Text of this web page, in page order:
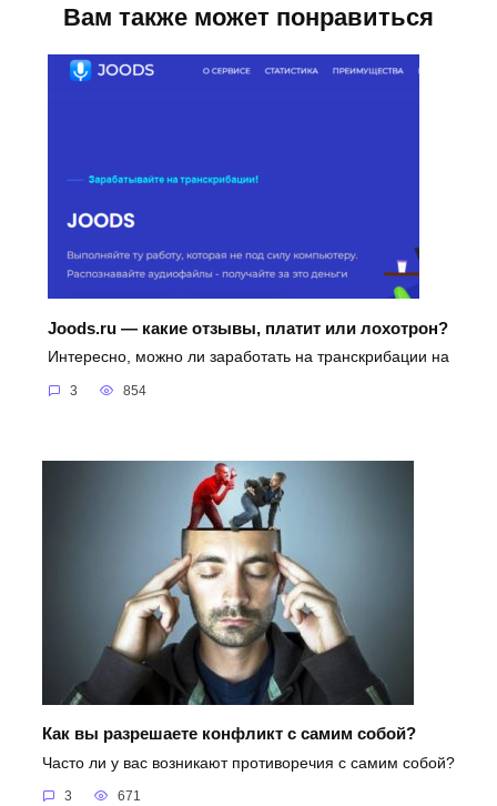
Вам также может понравиться
Joods.ru — какие отзывы, платит или лохотрон?
Интересно, можно ли заработать на транскрибации на
3 854
Как вы разрешаете конфликт с самим собой?
Часто ли у вас возникают противоречия с самим собой?
3 671